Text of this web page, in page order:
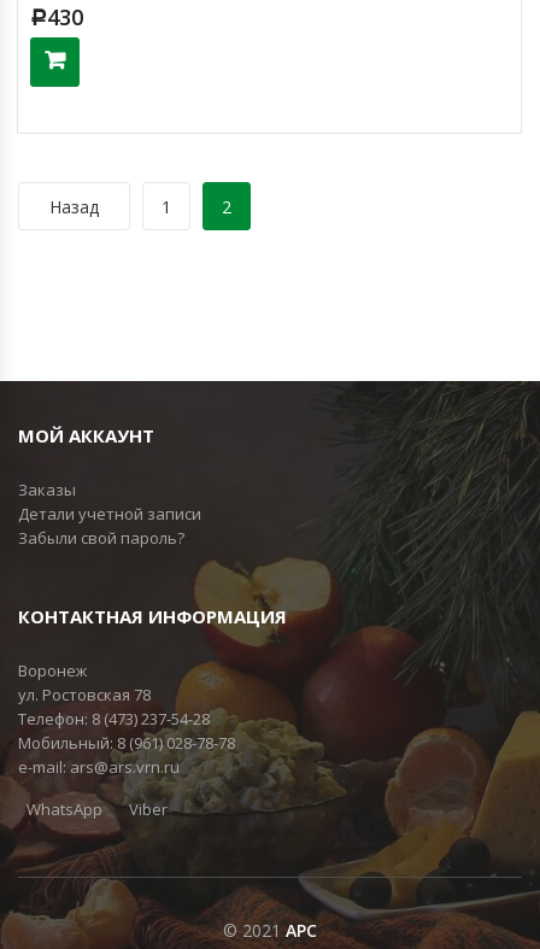
Р430
Назад 1 2
МОЙ АККАУНТ
Заказы
Детали учетной записи
Забыли свой пароль?
КОНТАКТНАЯ ИНФОРМАЦИЯ
Воронеж
ул. Ростовская 78
Телефон: 8 (473) 237-54-28
Мобильный: 8 (961) 028-78-78
e-mail: ars@ars.vrn.ru
WhatsApp
Viber
© 2021АРС